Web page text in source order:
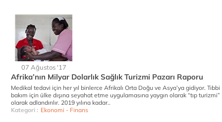
07 Ağustos '17
Afrika’nın Milyar Dolarlık Sağlık Turizmi Pazarı Raporu
Medikal tedavi için her yıl binlerce Afrikalı Orta Doğu ve Asya’ya gidiyor. Tıbbi
bakım için ülke dışına seyahat etme uygulamasına yaygın olarak “tıp turizmi”
olarak adlandırılır. 2019 yılına kadar..
Kategori : Ekonomi - Finans